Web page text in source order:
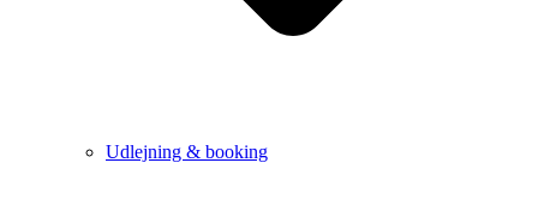
Udlejning & booking